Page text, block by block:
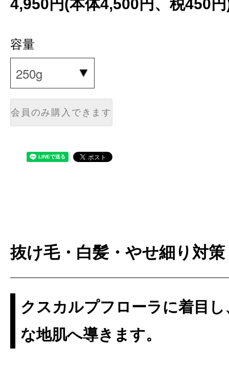
4,950円(本体4,500円、税450
容量
会員のみ購入できます
抜け毛・白髪・やせ細り対策
クスカルプフローラに着目
な地肌へ導きます。